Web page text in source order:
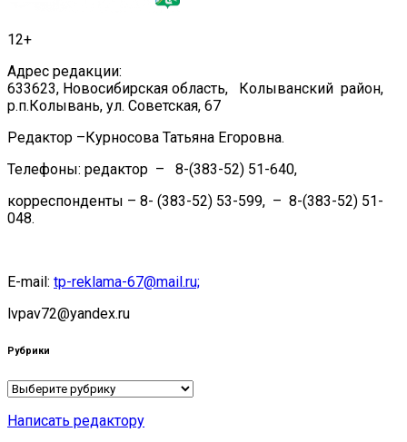
12+
Адрес редакции:
633623, Новосибирская область, Колыванский район,
р.п.Колывань, ул. Советская, 67
Редактор –Курносова Татьяна Егоровна.
Телефоны: редактор – 8-(383-52) 51-640,
корреспонденты – 8- (383-52) 53-599, – 8-(383-52) 51-
048.
E-mail: tp-reklama-67@mail.ru;
lvpav72@yandex.ru
Рубрики
Рубрики
Написать редактору